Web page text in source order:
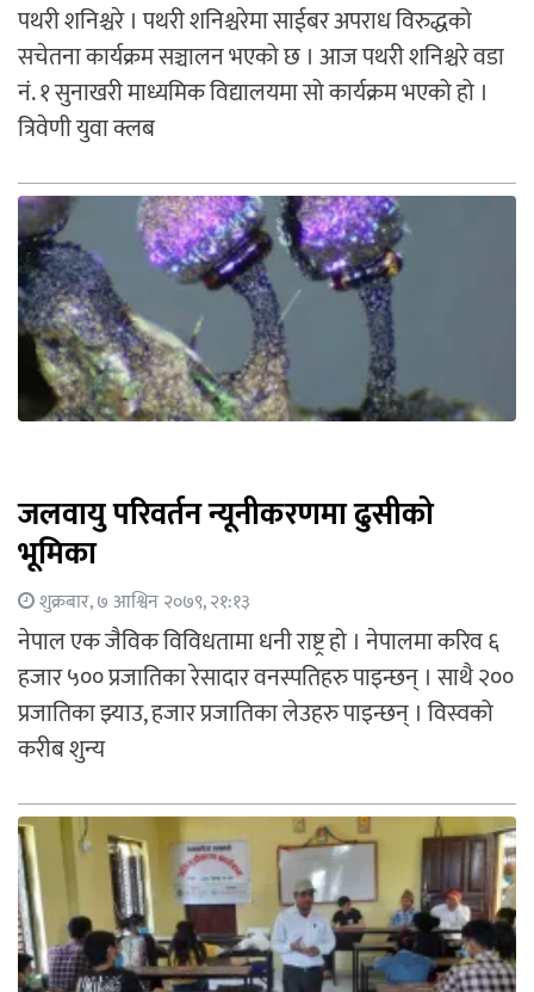
पथरी शनिश्चरे । पथरी शनिश्चरेमा साईबर अपराध विरुद्धको
सचेतना कार्यक्रम सञ्चालन भएको छ । आज पथरी शनिश्चरे वडा
नं. १ सुनाखरी माध्यमिक विद्यालयमा सो कार्यक्रम भएको हो ।
त्रिवेणी युवा क्लब
जलवायु परिवर्तन न्यूनीकरणमा ढुसीको
भूमिका
शुक्रबार, ७ आश्विन २०७९, २१:१३
नेपाल एक जैविक विविधतामा धनी राष्ट्र हो । नेपालमा करिव ६
हजार ५०० प्रजातिका रेसादार वनस्पतिहरु पाइन्छन् । साथै २००
प्रजातिका झ्याउ, हजार प्रजातिका लेउहरु पाइन्छन् । विस्वको
करीब शुन्य